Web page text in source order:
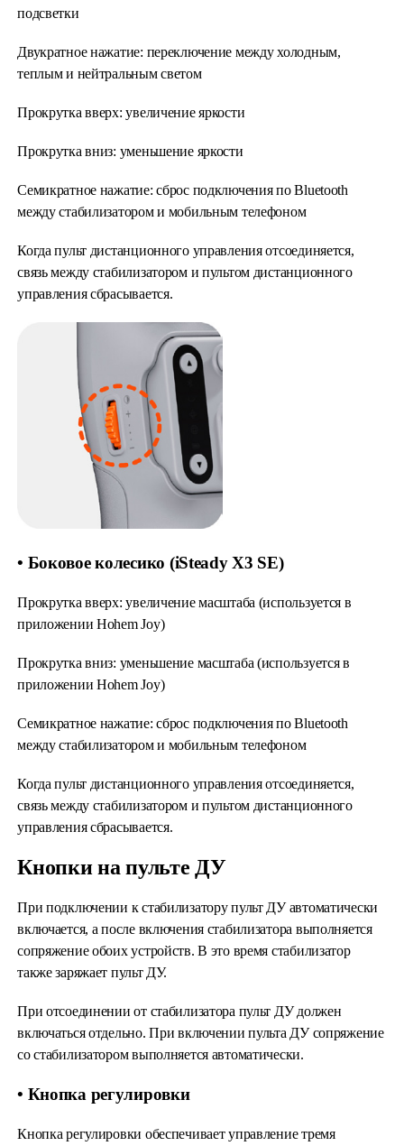
подсветки
Двукратное нажатие: переключение между холодным,
теплым и нейтральным светом
Прокрутка вверх: увеличение яркости
Прокрутка вниз: уменьшение яркости
Семикратное нажатие: сброс подключения по Bluetooth
между стабилизатором и мобильным телефоном
Когда пульт дистанционного управления отсоединяется,
связь между стабилизатором и пультом дистанционного
управления сбрасывается.
• Боковое колесико (iSteady X3 SE)
Прокрутка вверх: увеличение масштаба (используется в
приложении Hohem Joy)
Прокрутка вниз: уменьшение масштаба (используется в
приложении Hohem Joy)
Семикратное нажатие: сброс подключения по Bluetooth
между стабилизатором и мобильным телефоном
Когда пульт дистанционного управления отсоединяется,
связь между стабилизатором и пультом дистанционного
управления сбрасывается.
Кнопки на пульте ДУ
При подключении к стабилизатору пульт ДУ автоматически
включается, а после включения стабилизатора выполняется
сопряжение обоих устройств. В это время стабилизатор
также заряжает пульт ДУ.
При отсоединении от стабилизатора пульт ДУ должен
включаться отдельно. При включении пульта ДУ сопряжение
со стабилизатором выполняется автоматически.
• Кнопка регулировки
Кнопка регулировки обеспечивает управление тремя